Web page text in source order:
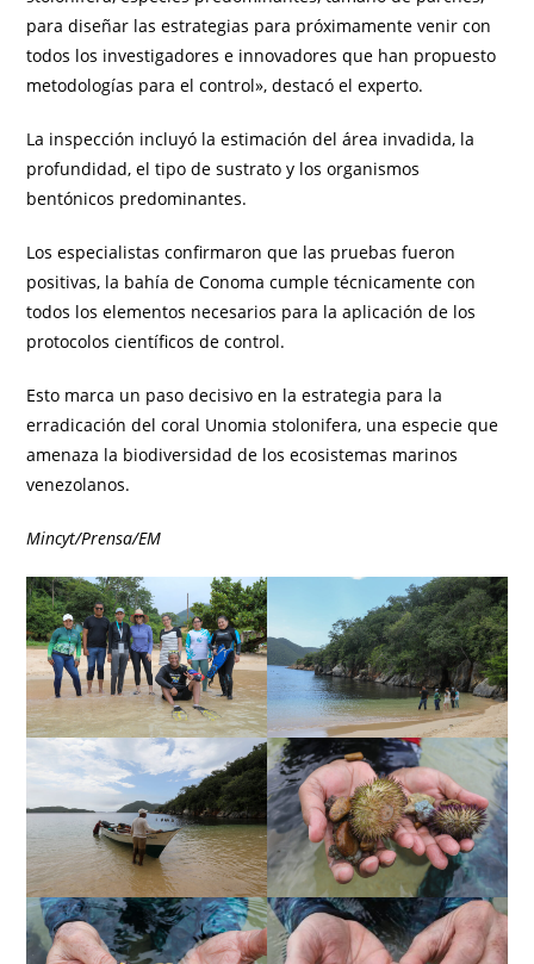
para diseñar las estrategias para próximamente venir con
todos los investigadores e innovadores que han propuesto
metodologías para el control», destacó el experto.
La inspección incluyó la estimación del área invadida, la
profundidad, el tipo de sustrato y los organismos
bentónicos predominantes.
Los especialistas confirmaron que las pruebas fueron
positivas, la bahía de Conoma cumple técnicamente con
todos los elementos necesarios para la aplicación de los
protocolos científicos de control.
Esto marca un paso decisivo en la estrategia para la
erradicación del coral Unomia stolonifera, una especie que
amenaza la biodiversidad de los ecosistemas marinos
venezolanos.
Mincyt/Prensa/EM